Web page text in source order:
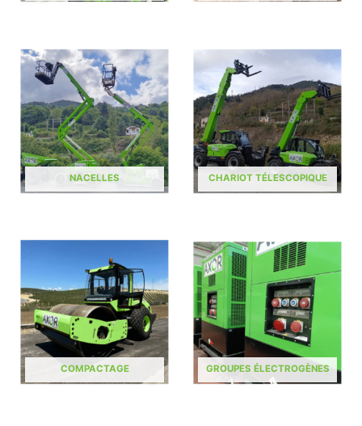
NACELLES CHARIOT TÉLESCOPIQUE
COMPACTAGE GROUPES ÉLECTROGÈNES